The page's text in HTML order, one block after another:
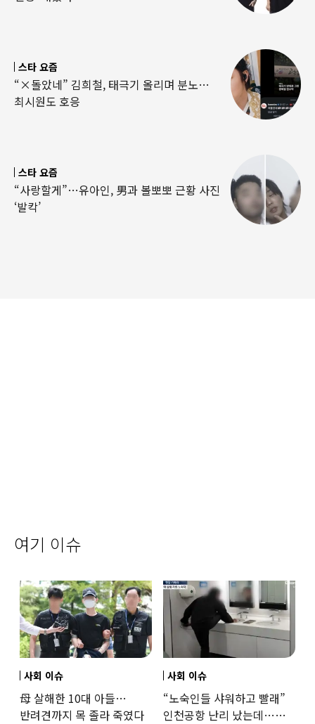
스타 요즘
“×돌았네” 김희철, 태극기 올리며 분노…
최시원도 호응
스타 요즘
“사랑할게”…유아인, 男과 볼뽀뽀 근황 사진
‘발칵’
여기 이슈
사회 이슈
母 살해한 10대 아들…
반려견까지 목 졸라 죽였다
사회 이슈
“노숙인들 샤워하고 빨래”
인천공항 난리 났는데…